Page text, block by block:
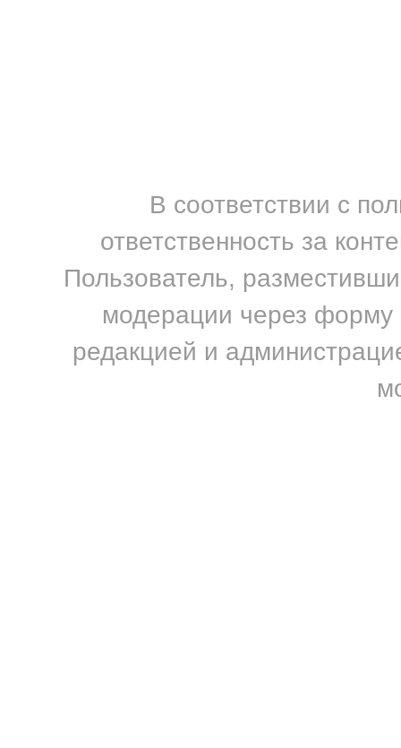
В соответствии с
ответственность за
Пользователь,
модерации через форму
редакцией и